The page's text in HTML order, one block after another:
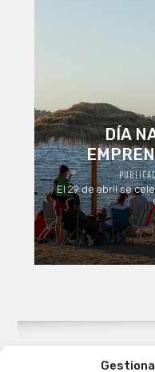
DÍA
El 29 de abril se